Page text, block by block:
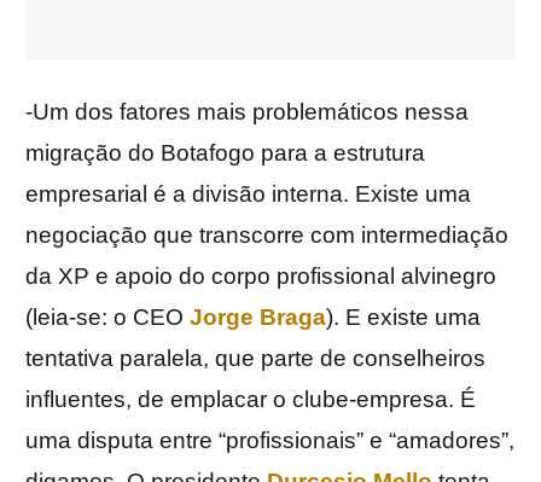
-Um dos fatores mais problemáticos nessa
migração do Botafogo para a estrutura
empresarial é a divisão interna. Existe uma
negociação que transcorre com intermediação
da XP e apoio do corpo profissional alvinegro
(leia-se: o CEO Jorge Braga). E existe uma
tentativa paralela, que parte de conselheiros
influentes, de emplacar o clube-empresa. É
uma disputa entre “profissionais” e “amadores”,